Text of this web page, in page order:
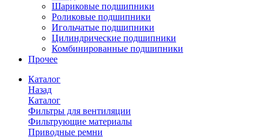
Шариковые подшипники
Роликовые подшипники
Игольчатые подшипники
Цилиндрические подшипники
Комбинированные подшипники
Прочее
Каталог
Назад
Каталог
Фильтры для вентиляции
Фильтрующие материалы
Приводные ремни